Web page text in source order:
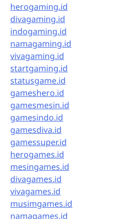
herogaming.id
divagaming.id
indogaming.id
namagaming.id
vivagaming.id
startgaming.id
statusgame.id
gameshero.id
gamesmesin.id
gamesindo.id
gamesdiva.id
gamessuper.id
herogames.id
mesingames.id
divagames.id
vivagames.id
musimgames.id
namagames.id